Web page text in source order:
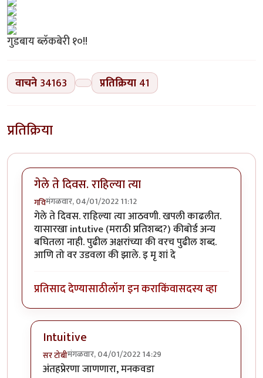
गुडबाय ब्लॅकबेरी १०!!
वाचने 34163 प्रतिक्रिया 41
प्रतिक्रिया
गेले ते दिवस. राहिल्या त्या
गविमंगळवार, 04/01/2022 11:12
गेले ते दिवस. राहिल्या त्या आठवणी. खपली काढलीत.
यासारखा intutive (मराठी प्रतिशब्द?) कीबोर्ड अन्य
बघितला नाही. पुढील अक्षरांच्या की वरच पुढील शब्द.
आणि तो वर उडवला की झाले. इ मृ शां दे
प्रतिसाद देण्यासाठीलॉग इन कराकिंवासदस्य व्हा
Intuitive
सर टोबीमंगळवार, 04/01/2022 14:29
In reply toगेले ते दिवस. राहिल्या त्या
अंतहप्रेरणा जाणणारा, मनकवडा